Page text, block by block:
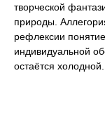
творческой
природы.
рефлексии
индивидуальной
остаётся холодной.